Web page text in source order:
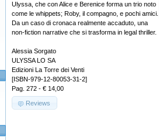
Ulyssa, che con Alice e Berenice forma un trio noto
come le whippets; Roby, il compagno, e pochi amici.
Da un caso di cronaca realmente accaduto, una
non-fiction narrative che si trasforma in legal thriller.
Alessia Sorgato
ULYSSA LO SA
Edizioni La Torre dei Venti
[ISBN-979-12-80053-31-2]
Pag. 272 - € 14,00
Reviews